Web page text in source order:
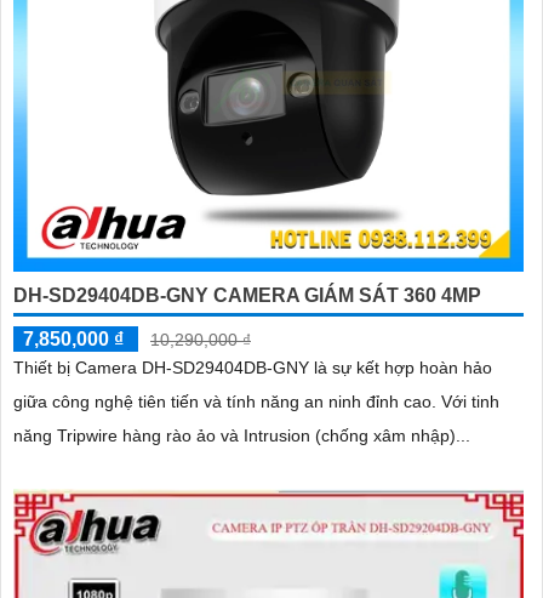
DH-SD29404DB-GNY CAMERA GIÁM SÁT 360 4MP
7,850,000 ₫
10,290,000 ₫
Thiết bị Camera DH-SD29404DB-GNY là sự kết hợp hoàn hảo
giữa công nghệ tiên tiến và tính năng an ninh đỉnh cao. Với tinh
năng Tripwire hàng rào ảo và Intrusion (chống xâm nhập)...